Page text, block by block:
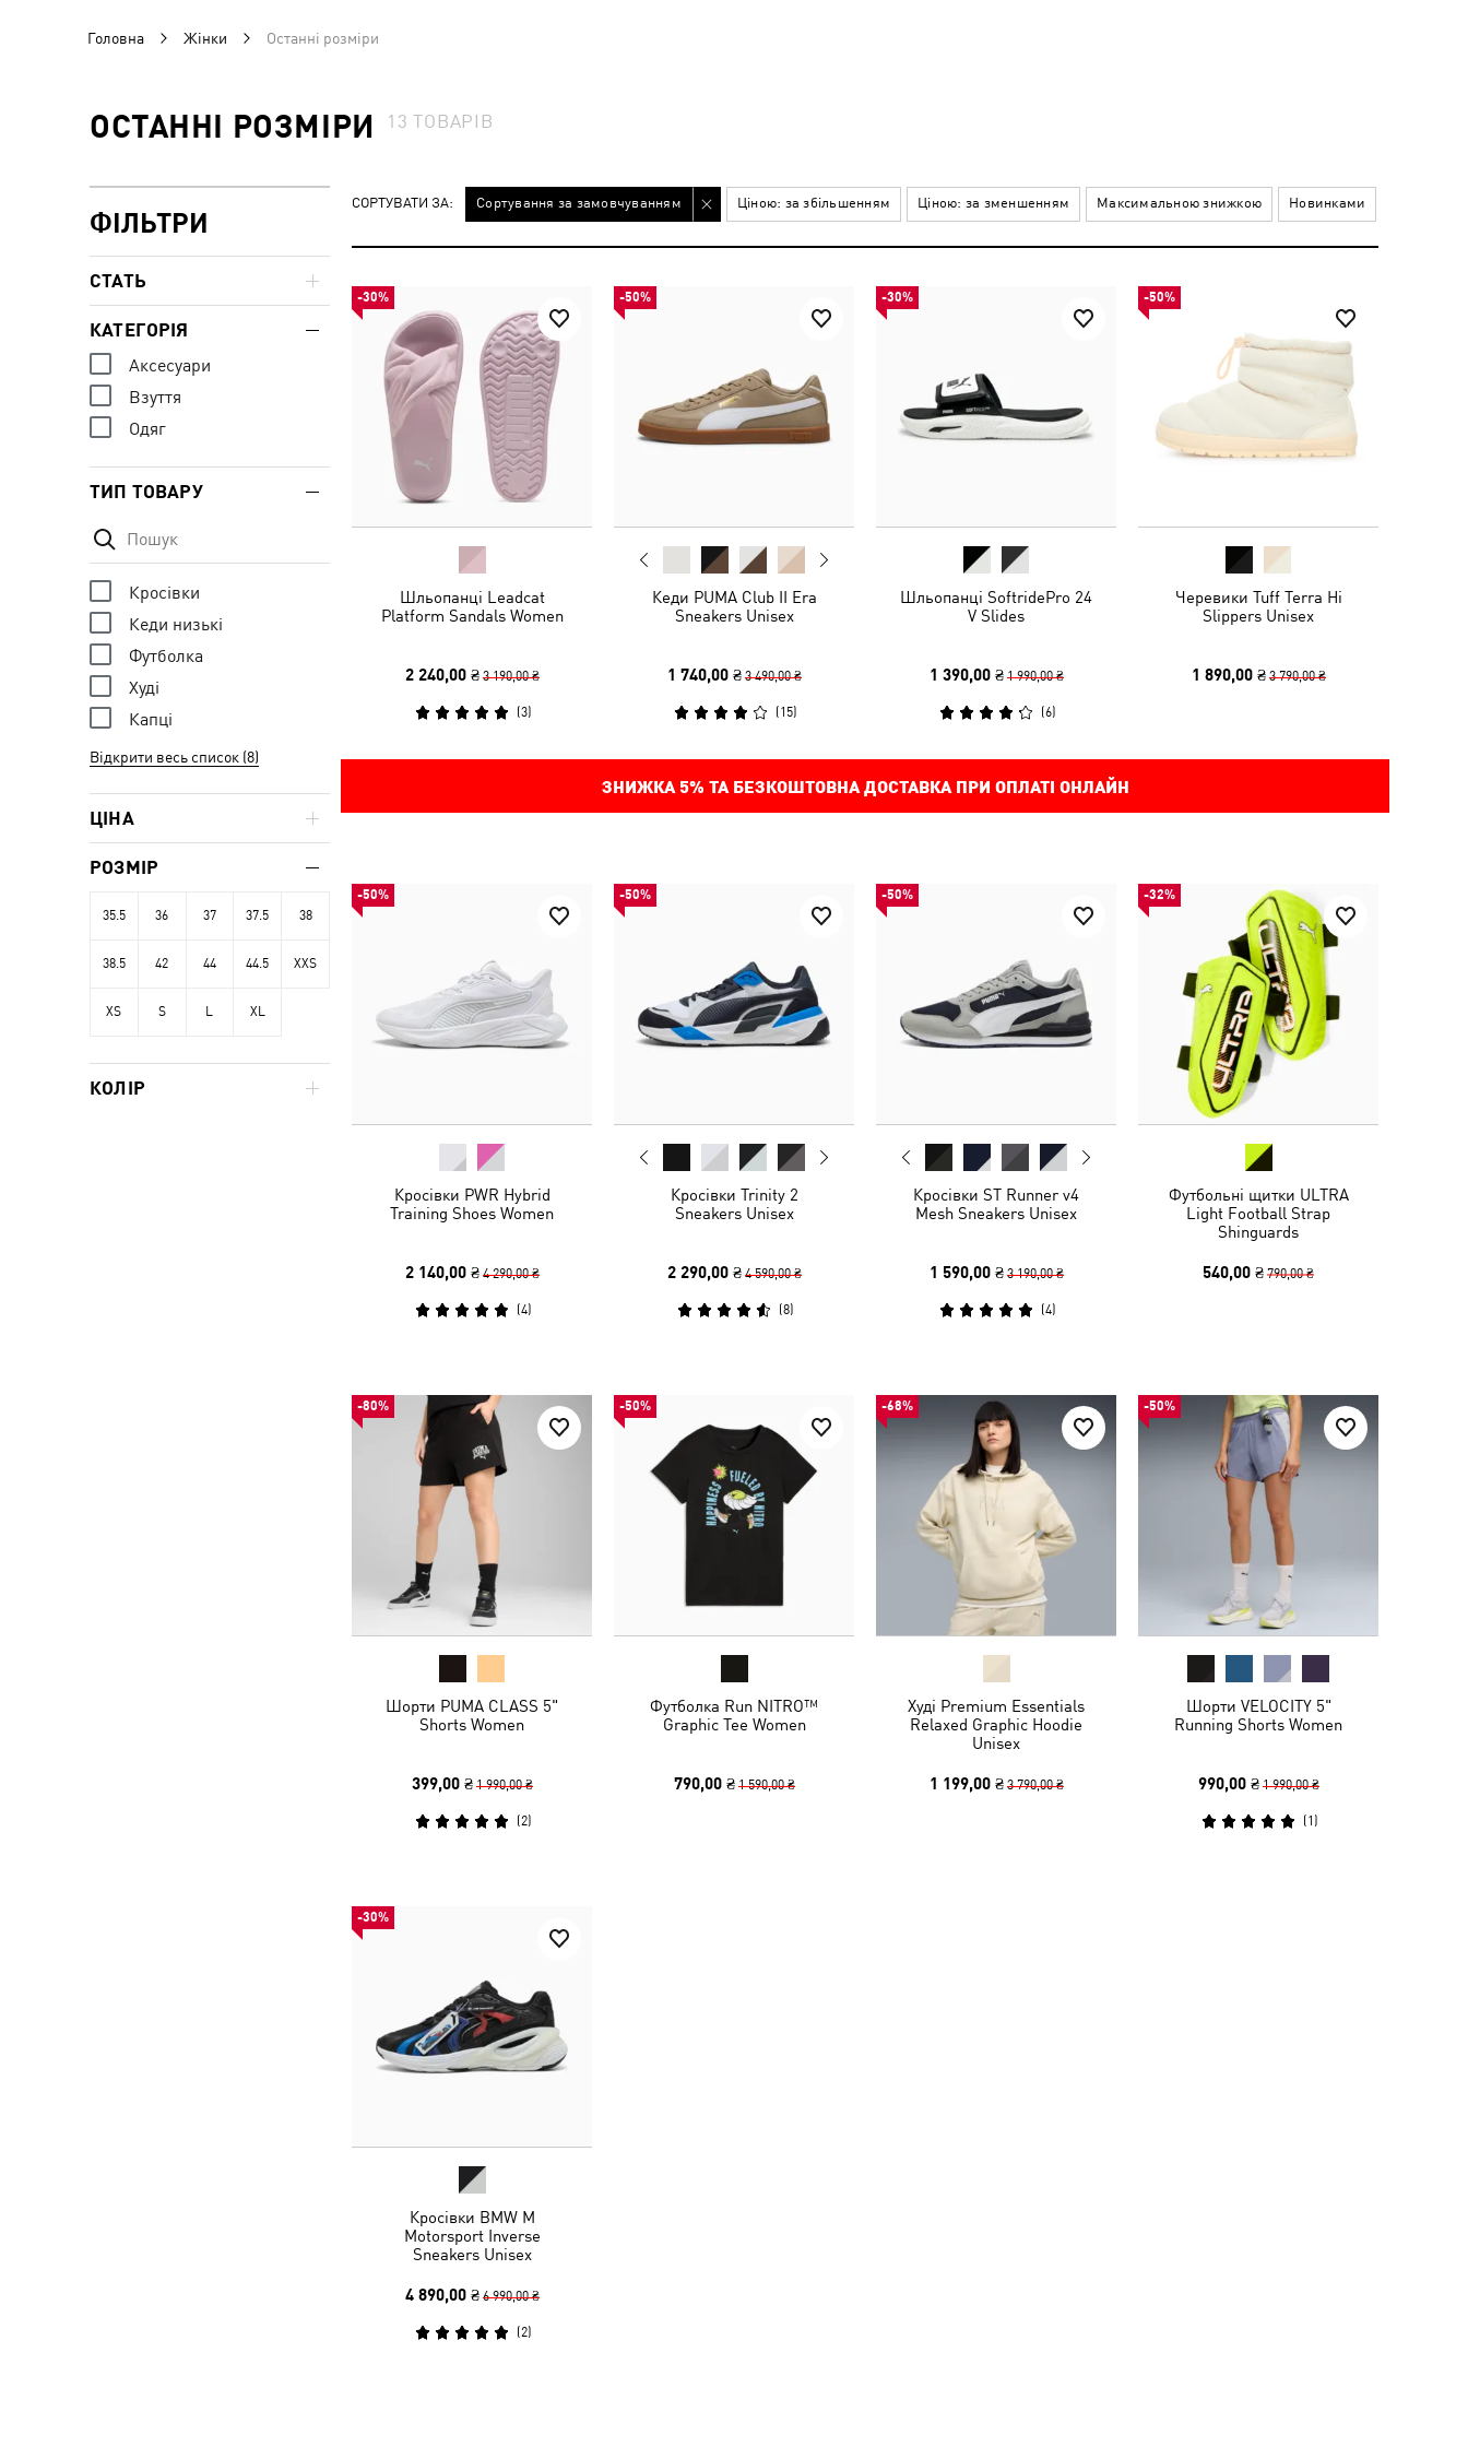
Головна Жінки Останні розміри
ОСТАННІ РОЗМІРИ 13ТОВАРІВ
СОРТУВАТИ ЗА: Сортування за замовчуванням Ціною: за збільшенням Ціною: за зменшенням Максимальною знижкою Новинками
-30%
Шльопанці Leadcat
Platform Sandals Women
2 240,00 ₴ 3 190,00 ₴
(3)
-50%
Кеди PUMA Club II Era
Sneakers Unisex
1 740,00 ₴ 3 490,00 ₴
(15)
-30%
Шльопанці SoftridePro 24
V Slides
1 390,00 ₴ 1 990,00 ₴
(6)
-50%
Черевики Tuff Terra Hi
Slippers Unisex
1 890,00 ₴ 3 790,00 ₴
ЗНИЖКА 5% ТА БЕЗКОШТОВНА ДОСТАВКА ПРИ ОПЛАТІ ОНЛАЙН
-50%
Кросівки PWR Hybrid
Training Shoes Women
2 140,00 ₴ 4 290,00 ₴
(4)
-50%
Кросівки Trinity 2
Sneakers Unisex
2 290,00 ₴ 4 590,00 ₴
(8)
-50%
Кросівки ST Runner v4
Mesh Sneakers Unisex
1 590,00 ₴ 3 190,00 ₴
(4)
-32%
Футбольні щитки ULTRA
Light Football Strap
Shinguards
540,00 ₴790,00 ₴
-80%
Шорти PUMA CLASS 5"
Shorts Women
399,00 ₴ 1 990,00 ₴
(2)
-50%
Футболка Run NITRO™
Graphic Tee Women
790,00 ₴ 1 590,00 ₴
-68%
Худі Premium Essentials
Relaxed Graphic Hoodie
Unisex
1 199,00 ₴ 3 790,00 ₴
-50%
Шорти VELOCITY 5"
Running Shorts Women
990,00 ₴ 1 990,00 ₴
(1 )
-30%
Кросівки BMW M
Motorsport Inverse
Sneakers Unisex
4 890,00 ₴ 6 990,00 ₴
(2)
ФІЛЬТРИ
СТАТЬ
КАТЕГОРІЯ
Аксесуари
Взуття
Одяг
ТИП ТОВАРУ
Кросівки
Кеди низькі
Футболка
Худі
Капці
Відкрити весь список (8)
ЦІНА
РОЗМІР
35.5 36 37 37.5 38
38.5 42 44 44.5 XXS
XS S L XL
КОЛІР